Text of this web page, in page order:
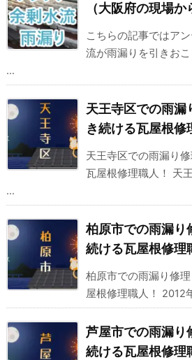
（大阪府の現場か
こちらの記事ではア
流が雨漏りを引きお
...
天王寺区での雨漏
き続ける瓦屋根修
天王寺区での雨漏り
瓦屋根修理職人！ 天
...
柏原市での雨漏り
続ける瓦屋根修理
柏原市での雨漏り修
屋根修理職人！ 2012
芦屋市での雨漏り
続ける瓦屋根修理